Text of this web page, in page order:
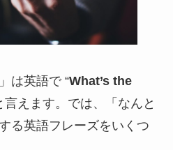
は英語で “What’s the
言えます。では、「なんと
る英語フレーズをいくつ